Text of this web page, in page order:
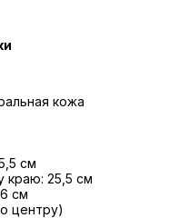
кожа
см
краю: 25,5 см
см
центру)